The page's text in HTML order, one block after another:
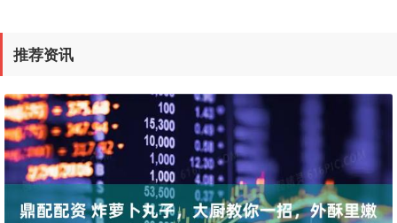
推荐资讯